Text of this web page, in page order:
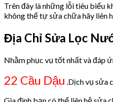
Trên đây là những lỗi tiêu biểu
không thể tự sửa chữa hãy liên
Địa Chỉ Sửa Lọc
Nhằm phục vụ tốt nhất và đáp
22 Cầu Dậu .Dịch vụ sửa